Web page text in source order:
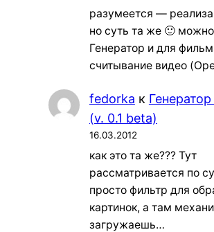
разумеется —
но суть та же 🙂
Генератор и для
считывание видео
fedorka к
(v. 0.1 beta)
16.03.2012
как это та же??? Тут
рассматривается по
просто фильтр для
картинок, а там
загружаешь…